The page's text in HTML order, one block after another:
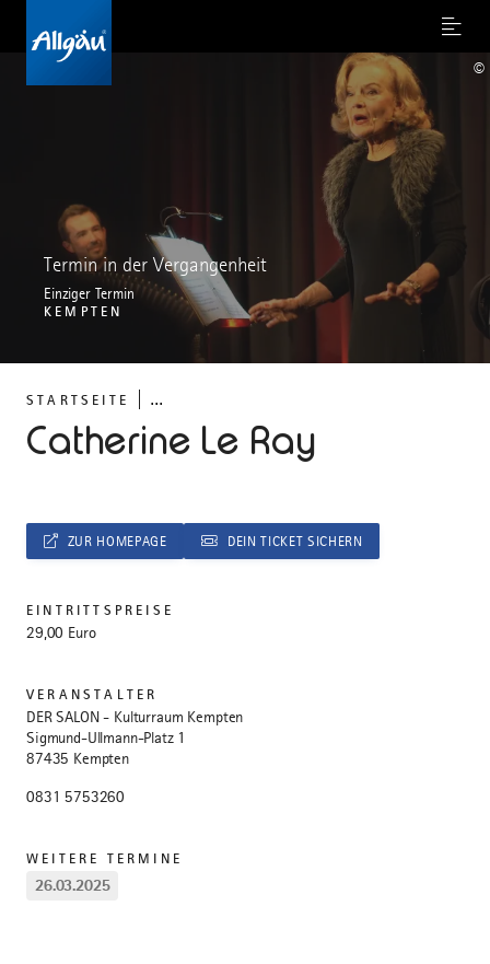
Menu
STARTSEITE ...
Catherine Le Ray
Termin in der Vergangenheit
Einziger Termin
KEMPTEN
©
ZUR HOMEPAGE DEIN TICKET SICHERN
EINTRITTSPREISE
29,00 Euro
VERANSTALTER
DER SALON - Kulturraum Kempten
Sigmund-Ullmann-Platz 1
87435 Kempten
0831 5753260
WEITERE TERMINE
26.03.2025